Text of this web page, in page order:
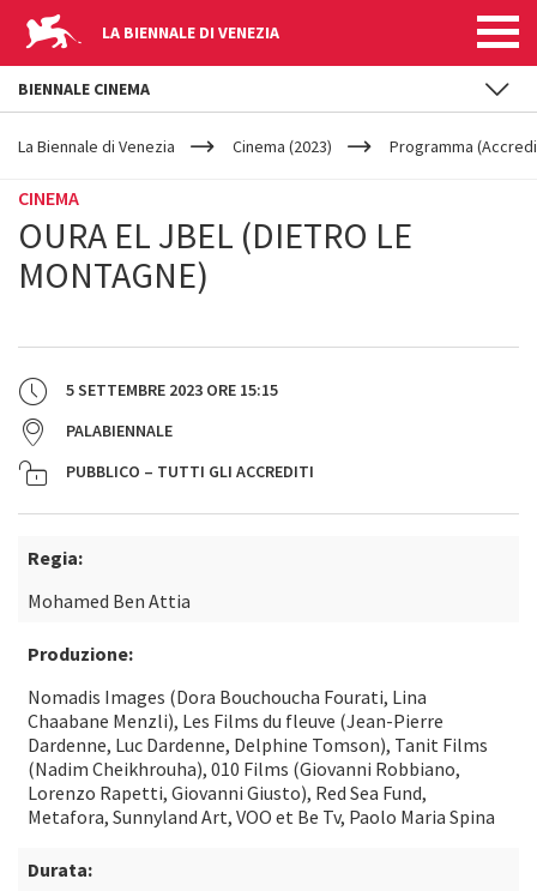
LA BIENNALE DI VENEZIA
YOUR
ARE
La Biennale di Venezia Cinema (2023) Programma
CINEMA
OURA EL JBEL (DIETRO LE
MONTAGNE)
5 SETTEMBRE 2023 ORE 15:15
PALABIENNALE
PUBBLICO – TUTTI GLI ACCREDITI
Regia:
Mohamed Ben Attia
Produzione:
Nomadis Images (Dora Bouchoucha Fourati, Lina
Chaabane Menzli), Les Films du fleuve (Jean-Pierre
Dardenne, Luc Dardenne, Delphine Tomson), Tanit Films
(Nadim Cheikhrouha), 010 Films (Giovanni Robbiano,
Lorenzo Rapetti, Giovanni Giusto), Red Sea Fund,
Metafora, Sunnyland Art, VOO et Be Tv, Paolo Maria Spina
Durata:
BIENNALE CINEMA